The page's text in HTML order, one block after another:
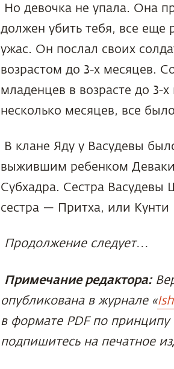
Но девочка не упала. Она
должен убить тебя, все еще
ужас. Он послал своих
возрастом до 3-х месяцев.
младенцев в возрасте до
несколько месяцев, все
В клане Яду у Васудевы
выжившим ребенком
Субхадра. Сестра
сестра — Притха, или
Продолжение следует…
Примечание редактора:
опубликована в журнале «
в формате PDF по
подпишитесь на печатное